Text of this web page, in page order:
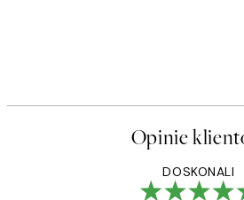
Opinie
DOSKONALI